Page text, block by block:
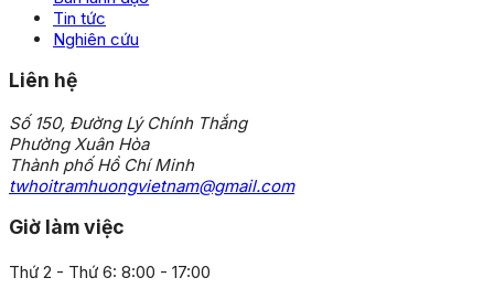
Tin tức
Nghiên cứu
Liên hệ
Số 150, Đường Lý Chính Thắng
Phường Xuân Hòa
Thành phố Hồ Chí Minh
twhoitramhuongvietnam@gmail.com
Giờ làm việc
Thứ 2 - Thứ 6: 8:00 - 17:00